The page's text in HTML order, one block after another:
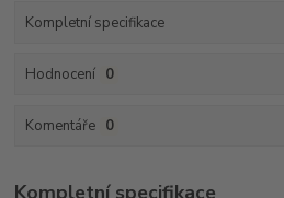
Kompletní specifikace
Hodnocení 0
Komentáře 0
Kompletní specifikace